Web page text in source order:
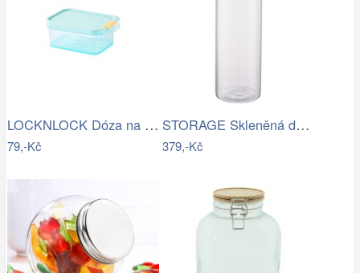
LOCKNLOCK Dóza na potraviny LOCK 450ml…
79,-Kč
STORAGE Skleněná dóza 1800 ml
379,-Kč